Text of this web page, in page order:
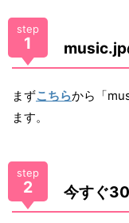
step
1 music.jp
まずこちらから「
ます。
step
2 今すぐ